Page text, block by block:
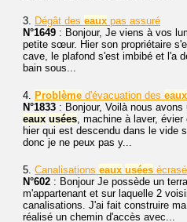
3. Dégât des eaux pas assuré
N°1649 : Bonjour, Je viens à vos
petite sœur. Hier son propriétaire
cave, le plafond s'est imbibé et l'a
bain sous...
4. Problème d'évacuation des eaux
N°1833 : Bonjour, Voilà nous avons
eaux usées, machine à laver,
hier qui est descendu dans le vide
donc je ne peux pas y...
5. Canalisations eaux usées
N°602 : Bonjour Je possède un
m'appartenant et sur laquelle 2
canalisations. J'ai fait construire
réalisé un chemin d'accès avec...